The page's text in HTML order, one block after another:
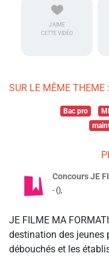
J'AIME
CETTE VIDÉO
SUR LE MÊME THEME :
Bac pro
Concours JE
- (),
JE FILME MA
destination des jeunes
débouchés et les